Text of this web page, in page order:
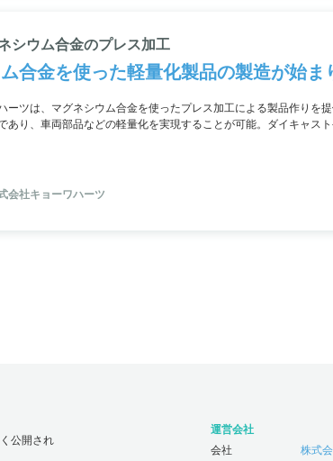
シウム合金のプレス加工
合金を使った軽量化製品の製造が始ま
ーツは、マグネシウム合金を使ったプレス加工による製品作りを
あり、車両部品などの軽量化を実現することが可能。ダイキャス
会社キョーワハーツ
公開され
運営会社
会社
株式